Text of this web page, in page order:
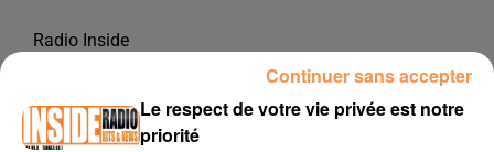
Radio Inside
INTERVIEW DE VALÉRIE "LES CASETAS DE NAY 2026" SUR RADIO
INSIDE
Le respect de votre vie privée est notre
priorité
Continuer sans accepter